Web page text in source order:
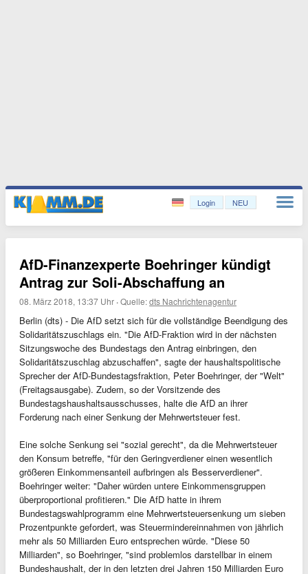
Login NEU
AfD-Finanzexperte Boehringer kündigt
Antrag zur Soli-Abschaffung an
08. März 2018, 13:37 Uhr ·Quelle:dts Nachrichtenagentur
Berlin (dts) - Die AfD setzt sich für die vollständige Beendigung des
Solidaritätszuschlags ein. "Die AfD-Fraktion wird in der nächsten
Sitzungswoche des Bundestags den Antrag einbringen, den
Solidaritätszuschlag abzuschaffen", sagte der haushaltspolitische
Sprecher der AfD-Bundestagsfraktion, Peter Boehringer, der "Welt"
(Freitagsausgabe). Zudem, so der Vorsitzende des
Bundestagshaushaltsausschusses, halte die AfD an ihrer
Forderung nach einer Senkung der Mehrwertsteuer fest.
Eine solche Senkung sei "sozial gerecht", da die Mehrwertsteuer
den Konsum betreffe, "für den Geringverdiener einen wesentlich
größeren Einkommensanteil aufbringen als Besserverdiener".
Boehringer weiter: "Daher würden untere Einkommensgruppen
überproportional profitieren." Die AfD hatte in ihrem
Bundestagswahlprogramm eine Mehrwertsteuersenkung um sieben
Prozentpunkte gefordert, was Steuermindereinnahmen von jährlich
mehr als 50 Milliarden Euro entsprechen würde. "Diese 50
Milliarden", so Boehringer, "sind problemlos darstellbar in einem
Bundeshaushalt, der in den letzten drei Jahren 150 Milliarden Euro